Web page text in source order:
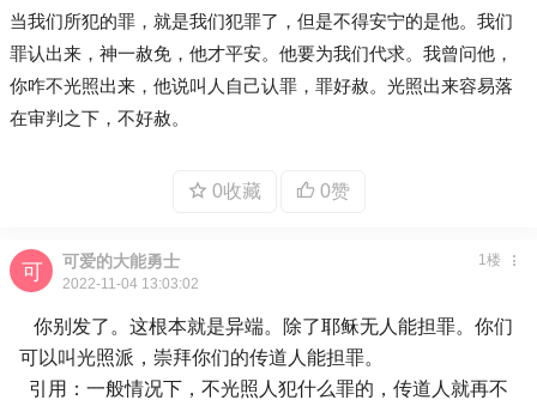
当我们所犯的罪，就是我们犯罪了，但是不得安宁的是他。我们
罪认出来，神一赦免，他才平安。他要为我们代求。我曾问他，
你咋不光照出来，他说叫人自己认罪，罪好赦。光照出来容易落
在审判之下，不好赦。
0收藏 0赞
可爱的大能勇士
2022-11-04 13:03:02
1楼
你别发了。这根本就是异端。除了耶稣无人能担罪。你们
可以叫光照派，崇拜你们的传道人能担罪。
引用：一般情况下，不光照人犯什么罪的，传道人就再不